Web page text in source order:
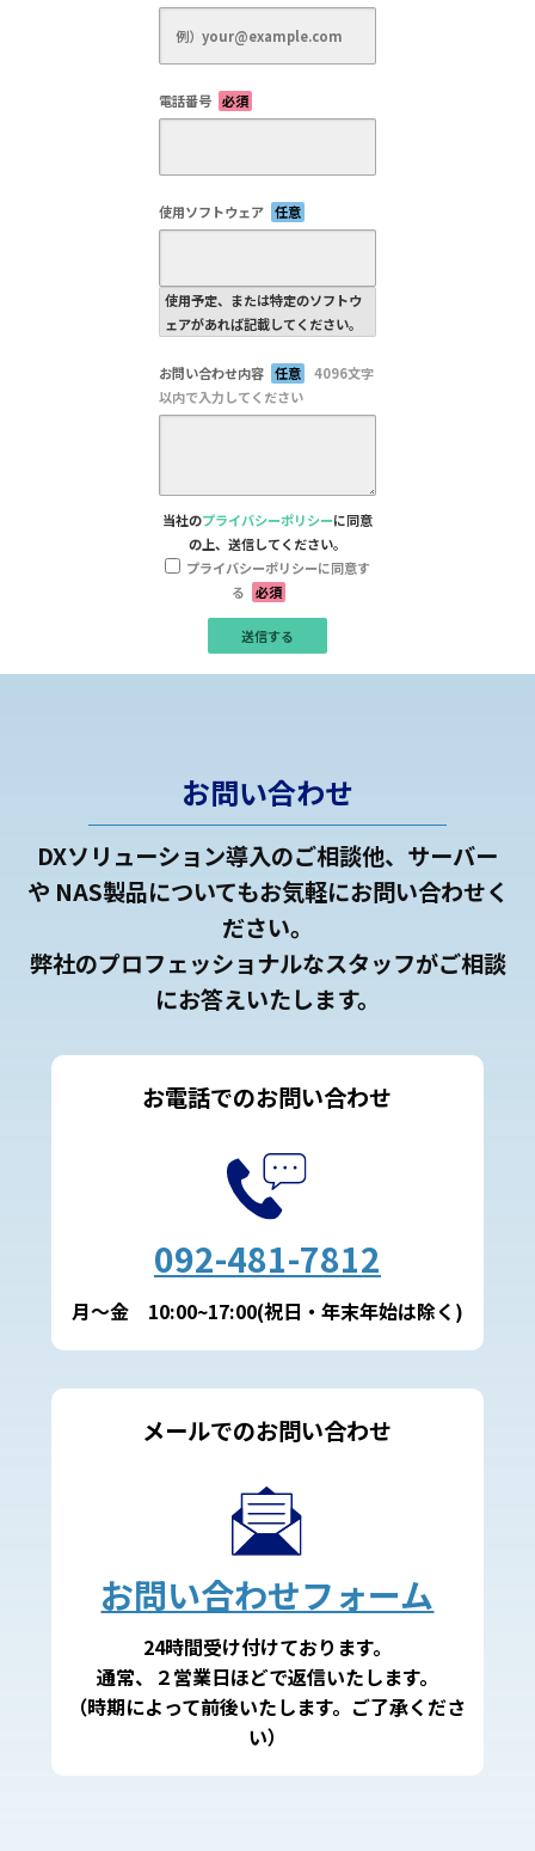
電話番号 必須
使用ソフトウェア 任意
使用予定、または特定のソフトウ
ェアがあれば記載してください。
お問い合わせ内容 任意
4096文字
以内で入力してください
当社のプライバシーポリシーに同意
の上、送信してください。
プライバシーポリシーに同意す
る
必須
お問い合わせ
DXソリューション導入のご相談他、サーバー
や NAS製品についてもお気軽にお問い合わせく
ださい。
弊社のプロフェッショナルなスタッフがご相談
にお答えいたします。
お電話でのお問い合わせ
092-481-7812
月～金 10:00~17:00(祝日・年末年始は除く)
メールでのお問い合わせ
お問い合わせフォーム
24時間受け付けております。
通常、２営業日ほどで返信いたします。
（時期によって前後いたします。ご了承くださ
い）